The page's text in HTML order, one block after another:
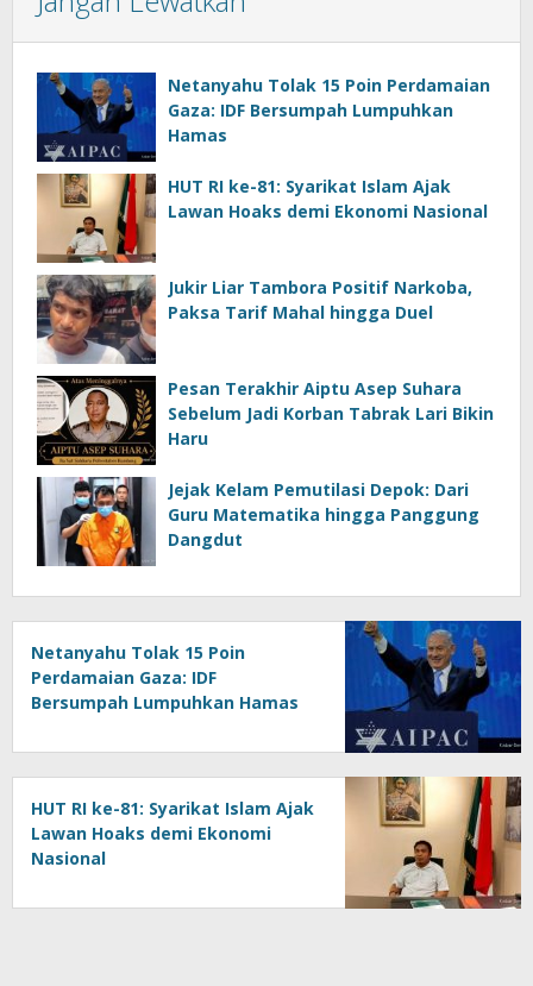
Netanyahu Tolak 15 Poin Perdamaian
Gaza: IDF Bersumpah Lumpuhkan
Hamas
HUT RI ke-81: Syarikat Islam Ajak
Lawan Hoaks demi Ekonomi Nasional
Jukir Liar Tambora Positif Narkoba,
Paksa Tarif Mahal hingga Duel
Pesan Terakhir Aiptu Asep Suhara
Sebelum Jadi Korban Tabrak Lari Bikin
Haru
Jejak Kelam Pemutilasi Depok: Dari
Guru Matematika hingga Panggung
Dangdut
Netanyahu Tolak 15 Poin
Perdamaian Gaza: IDF
Bersumpah Lumpuhkan Hamas
HUT RI ke-81: Syarikat Islam Ajak
Lawan Hoaks demi Ekonomi
Nasional